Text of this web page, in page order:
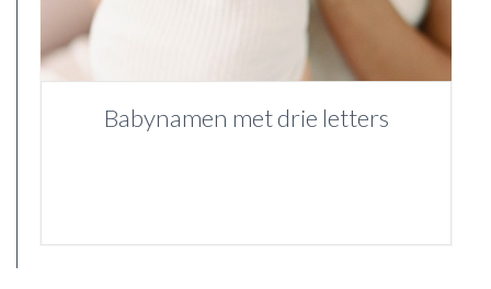
Babynamen met drie letters